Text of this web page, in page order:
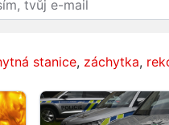
stanice, záchytka,